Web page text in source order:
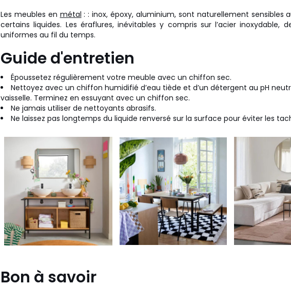
Les meubles en métal : : inox, époxy, aluminium, sont naturellement sensibles
certains liquides. Les éraflures, inévitables y compris sur l’acier inoxydable,
uniformes au fil du temps.
Guide d'entretien
Époussetez régulièrement votre meuble avec un chiffon sec.
Nettoyez avec un chiffon humidifié d’eau tiède et d’un détergent au pH
vaisselle. Terminez en essuyant avec un chiffon sec.
Ne jamais utiliser de nettoyants abrasifs.
Ne laissez pas longtemps du liquide renversé sur la surface pour éviter les
Bon à savoir